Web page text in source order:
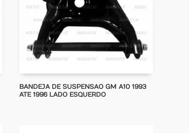
BANDEJA DE SUSPENSAO GM A10 1993
ATE 1996 LADO ESQUERDO